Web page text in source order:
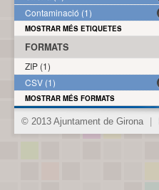
Contaminació (1)
MOSTRAR MÉS ETIQUETES
FORMATS
ZIP (1)
CSV (1)
MOSTRAR MÉS FORMATS
© 2013 Ajuntament de Girona